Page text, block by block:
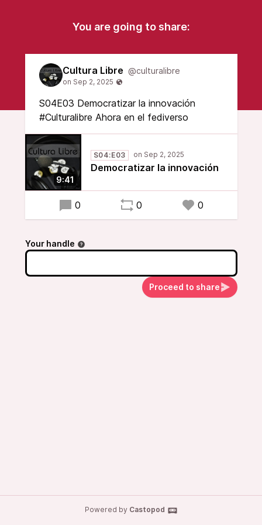
You are going to share:
Cultura Libre @culturalibre
S04E03 Democratizar la innovación
#Culturalibre Ahora en el fediverso
9:41
S04:E03
Democratizar la innovación
0 0 0
Your handle
Proceed to share
Powered by Castopod